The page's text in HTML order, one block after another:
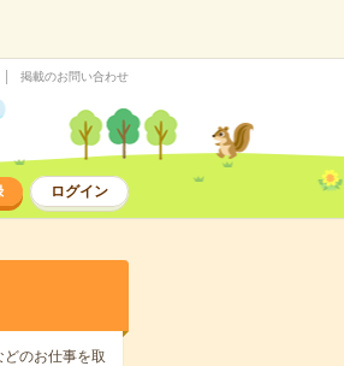
掲載のお問い合わせ
ログイン
どのお仕事を取